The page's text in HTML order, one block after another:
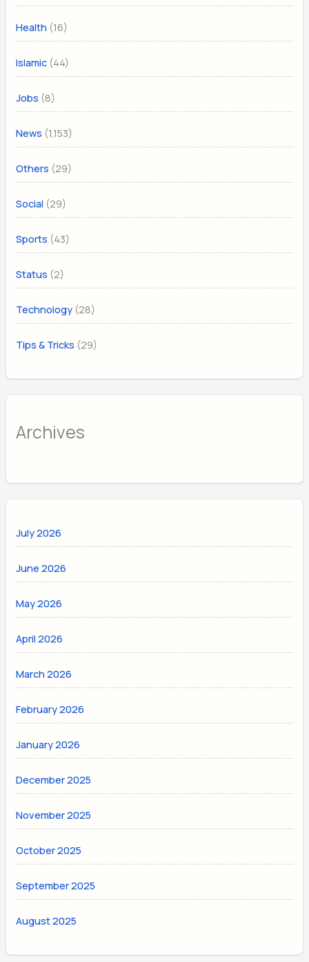
Health (16)
Islamic (44)
Jobs (8)
News (1,153)
Others (29)
Social (29)
Sports (43)
Status (2)
Technology (28)
Tips & Tricks (29)
Archives
July 2026
June 2026
May 2026
April 2026
March 2026
February 2026
January 2026
December 2025
November 2025
October 2025
September 2025
August 2025